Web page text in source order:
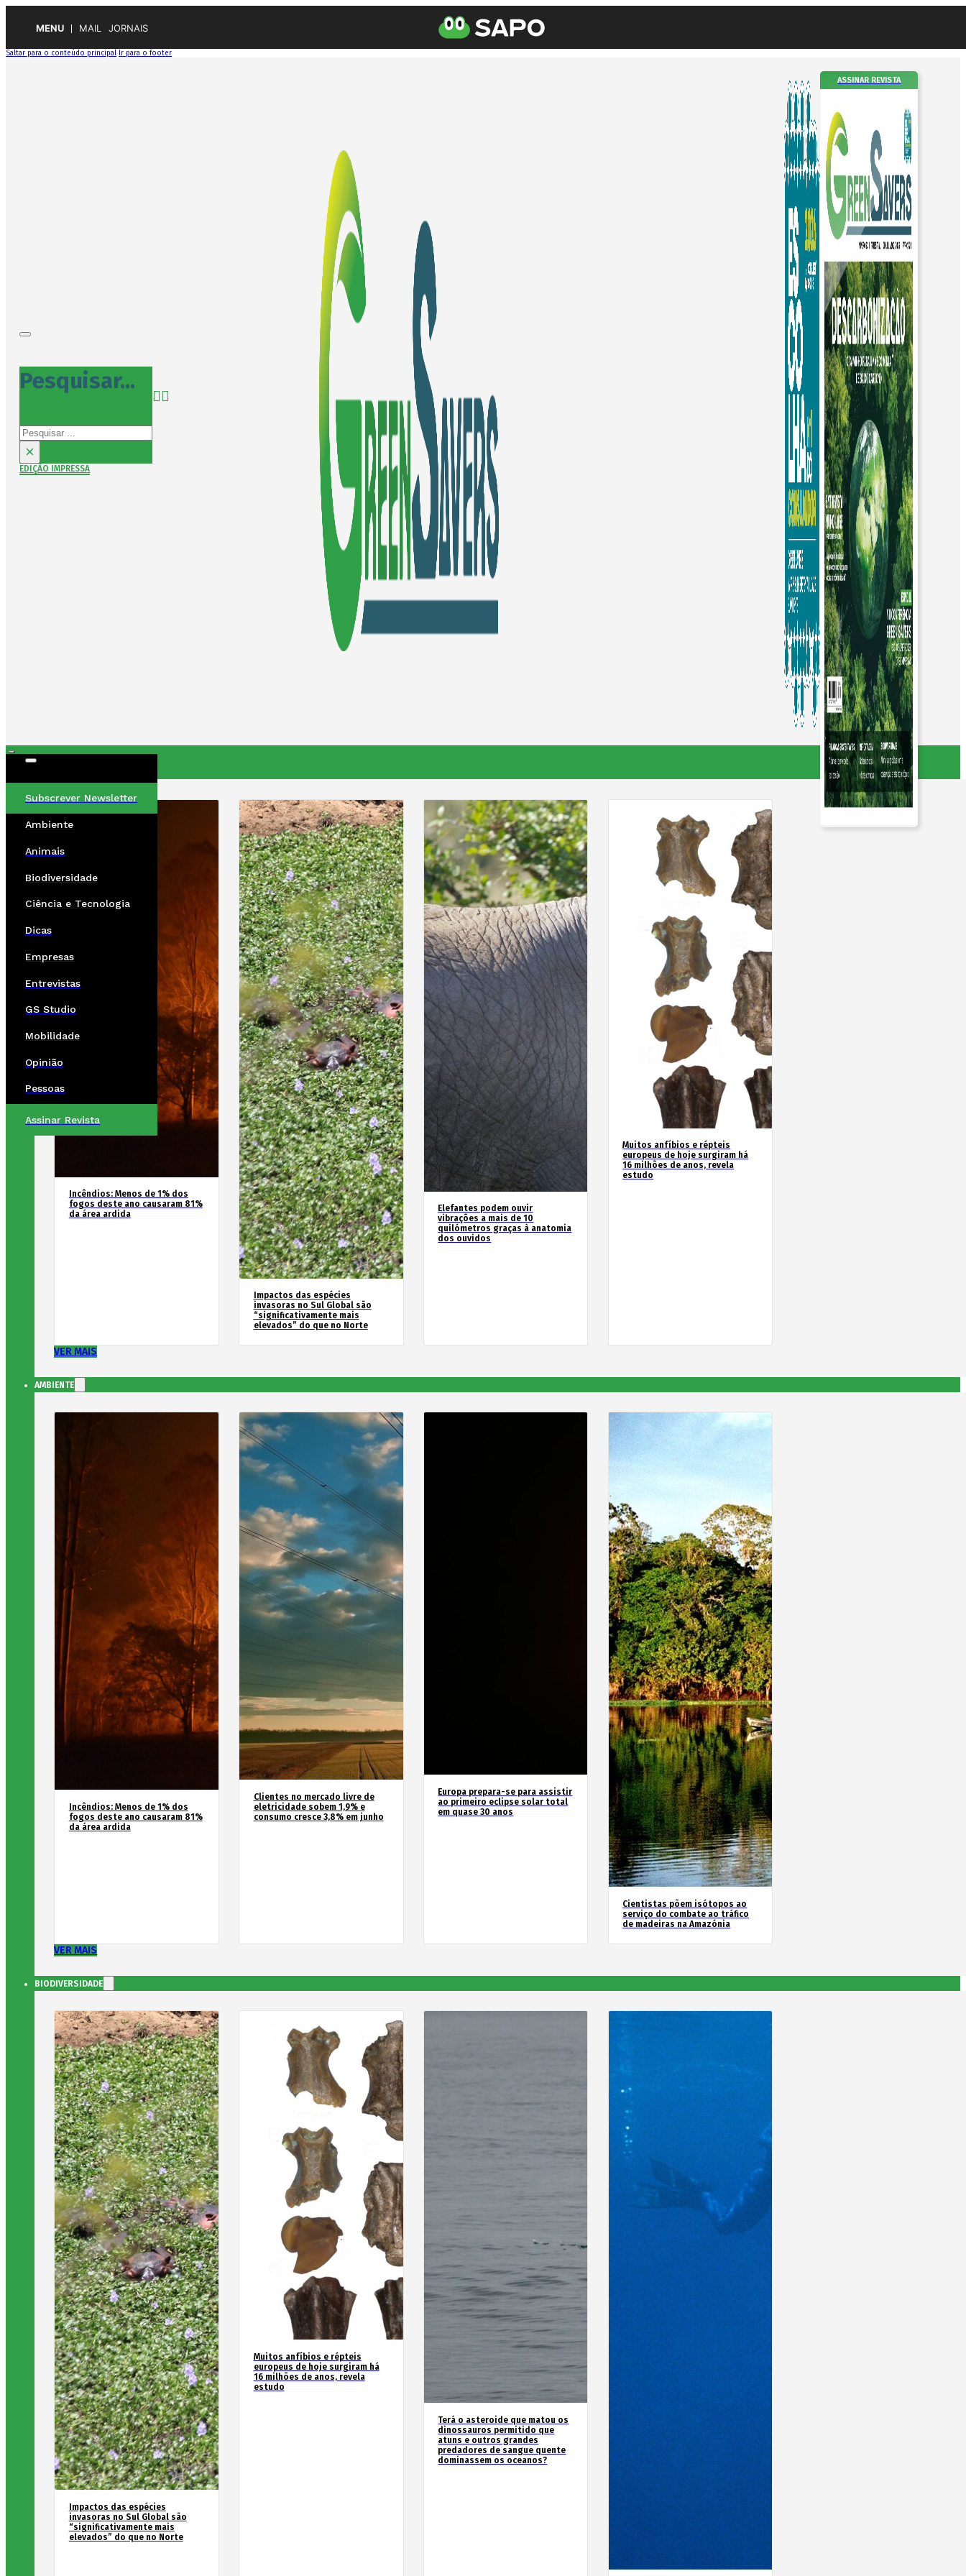
MENU MAIL JORNAIS
Saltar para o conteúdo principal Ir para o footer
Pesquisar...
Pesquisar
×
EDIÇÃO IMPRESSA
ASSINAR REVISTA
Subscrever Newsletter
Ambiente
Animais
Biodiversidade
Ciência e Tecnologia
Dicas
Empresas
Entrevistas
GS Studio
Mobilidade
Opinião
Pessoas
Assinar Revista
Incêndios: Menos de 1% dos
fogos deste ano causaram 81%
da área ardida
Impactos das espécies
invasoras no Sul Global são
“significativamente mais
elevados” do que no Norte
Elefantes podem ouvir
vibrações a mais de 10
quilómetros graças à anatomia
dos ouvidos
Muitos anfíbios e répteis
europeus de hoje surgiram há
16 milhões de anos, revela
estudo
VER MAIS
AMBIENTE
Incêndios: Menos de 1% dos
fogos deste ano causaram 81%
da área ardida
Clientes no mercado livre de
eletricidade sobem 1,9% e
consumo cresce 3,8% em junho
Europa prepara-se para assistir
ao primeiro eclipse solar total
em quase 30 anos
Cientistas põem isótopos ao
serviço do combate ao tráfico
de madeiras na Amazónia
VER MAIS
BIODIVERSIDADE
Impactos das espécies
invasoras no Sul Global são
“significativamente mais
elevados” do que no Norte
Muitos anfíbios e répteis
europeus de hoje surgiram há
16 milhões de anos, revela
estudo
Terá o asteroide que matou os
dinossauros permitido que
atuns e outros grandes
predadores de sangue quente
dominassem os oceanos?